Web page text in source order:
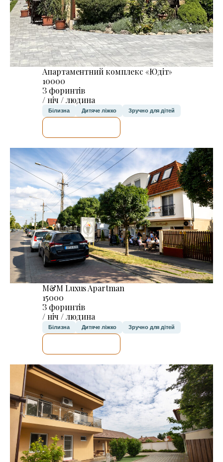
Апартаментний комплекс «Юдіт»
10000
З форинтів
/ ніч / людина
Білизна Дитяче ліжко Зручно для дітей
M&M Luxus Apartman
15000
З форинтів
/ ніч / людина
Білизна Дитяче ліжко Зручно для дітей